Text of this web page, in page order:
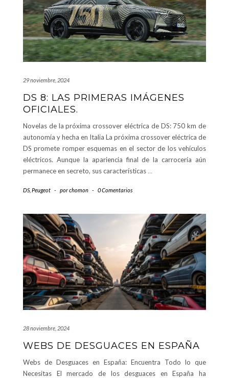
29 noviembre, 2024
DS 8: LAS PRIMERAS IMÁGENES
OFICIALES.
Novelas de la próxima crossover eléctrica de DS: 750 km de
autonomía y hecha en Italia La próxima crossover eléctrica de
DS promete romper esquemas en el sector de los vehículos
eléctricos. Aunque la apariencia final de la carrocería aún
permanece en secreto, sus características …
DS, Peugeot - porchomon - 0 Comentarios
28 noviembre, 2024
WEBS DE DESGUACES EN ESPAÑA
Webs de Desguaces en España: Encuentra Todo lo que
Necesitas El mercado de los desguaces en España ha